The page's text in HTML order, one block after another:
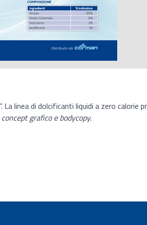
”. La linea di dolcificanti liquidi a zero
grafico e bodycopy.